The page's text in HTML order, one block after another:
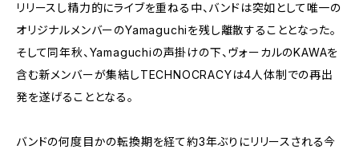
リリースし精力的にライブを重ねる中、バンドは突如として唯一の
オリジナルメンバーのYamaguchiを残し離散することとなった。
そして同年秋、Yamaguchiの声掛けの下、ヴォーカルのKAWAを
含む新メンバーが集結しTECHNOCRACYは4人体制での再出
発を遂げることとなる。
バンドの何度目かの転換期を経て約3年ぶりにリリースされる今